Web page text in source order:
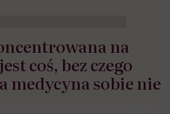
na
coś, bez czego
medycyna sobie nie